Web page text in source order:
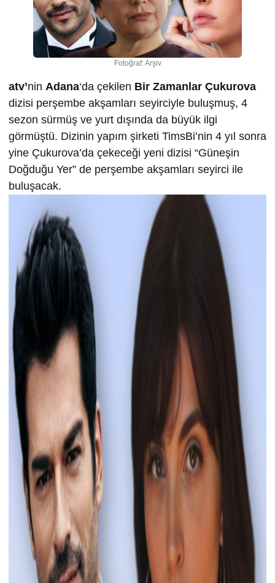
Fotoğraf: Arşiv
atv’nin Adana‘da çekilen Bir Zamanlar Çukurova
dizisi perşembe akşamları seyirciyle buluşmuş, 4
sezon sürmüş ve yurt dışında da büyük ilgi
görmüştü. Dizinin yapım şirketi TimsBi’nin 4 yıl sonra
yine Çukurova’da çekeceği yeni dizisi “Güneşin
Doğduğu Yer” de perşembe akşamları seyirci ile
buluşacak.